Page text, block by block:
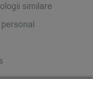
similare